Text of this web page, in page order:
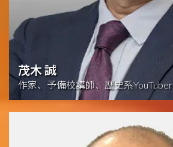
茂木 誠
作家、予備校講師、歴史系YouTuber